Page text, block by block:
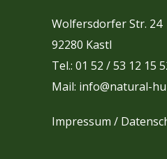
Wolfersdorfer Str. 24
92280 Kastl
Tel.: 01 52 / 53 12 15
Mail: info@natural-
Impressum /